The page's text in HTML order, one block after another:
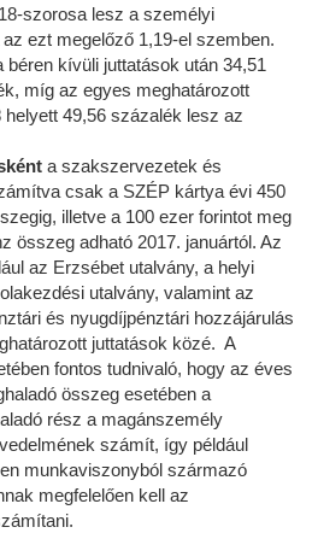
szorosa lesz a személyi
ezt megelőző 1,19-el szemben.
béren kívüli juttatások után 34,51
míg az egyes meghatározott
helyett 49,56 százalék lesz az
a szakszervezetek és
csak a SZÉP kártya évi 450
illetve a 100 ezer forintot meg
összeg adható 2017. januártól. Az
az Erzsébet utalvány, a helyi
utalvány, valamint az
és nyugdíjpénztári hozzájárulás
juttatások közé. A
fontos tudnivaló, hogy az éves
összeg esetében a
rész a magánszemély
számít, így például
munkaviszonyból származó
megfelelően kell az